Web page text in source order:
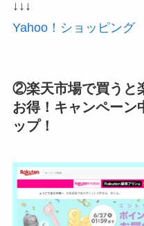
↓↓↓
Yahoo！ショッピング
②楽天市場で買うと
お得！キャンペーン
ップ！